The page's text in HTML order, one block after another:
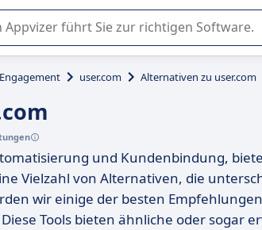
bei der Nutzung oder Auswahl von SaaS-
user.com Alternativen zu user.com
und Kundenbindung,
Vielzahl von Alternativen, die
wir einige der besten
Tools bieten ähnliche oder sogar